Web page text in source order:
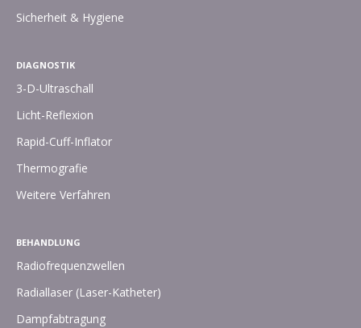
Sicherheit & Hygiene
DIAGNOSTIK
3-D-Ultraschall
Licht-Reflexion
Rapid-Cuff-Inflator
Thermografie
Weitere Verfahren
BEHANDLUNG
Radiofrequenzwellen
Radiallaser (Laser-Katheter)
Dampfabtragung